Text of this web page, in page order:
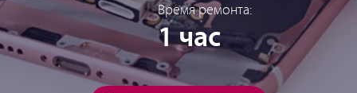
Время ремонта:
1 час